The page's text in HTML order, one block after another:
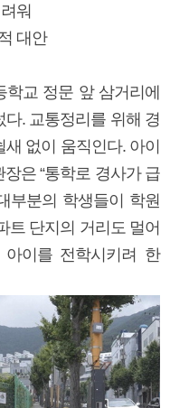
워
대안
학교 정문 앞 삼거리에
. 교통정리를 위해 경
없이 움직인다. 아이
은 “통학로 경사가 급
부분의 학생들이 학원
트 단지의 거리도 멀어
이를 전학시키려 한